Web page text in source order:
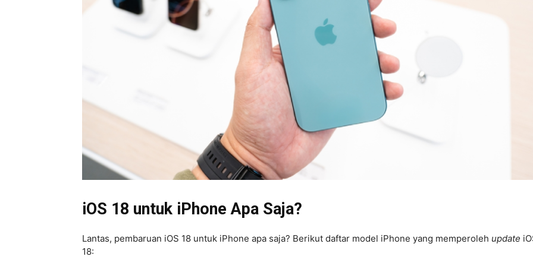
iOS 18 untuk iPhone Apa Saja?
Lantas, pembaruan iOS 18 untuk iPhone apa saja? Berikut daftar model iPhone yang memperoleh update
18: